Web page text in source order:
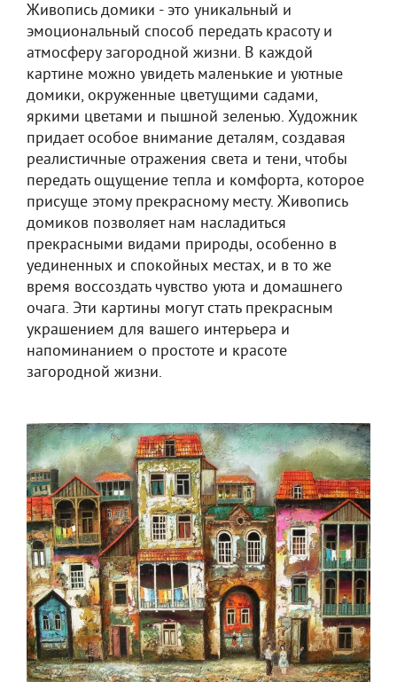
Живопись домики - это уникальный и
эмоциональный способ передать красоту и
атмосферу загородной жизни. В каждой
картине можно увидеть маленькие и уютные
домики, окруженные цветущими садами,
яркими цветами и пышной зеленью. Художник
придает особое внимание деталям, создавая
реалистичные отражения света и тени, чтобы
передать ощущение тепла и комфорта, которое
присуще этому прекрасному месту. Живопись
домиков позволяет нам насладиться
прекрасными видами природы, особенно в
уединенных и спокойных местах, и в то же
время воссоздать чувство уюта и домашнего
очага. Эти картины могут стать прекрасным
украшением для вашего интерьера и
напоминанием о простоте и красоте
загородной жизни.